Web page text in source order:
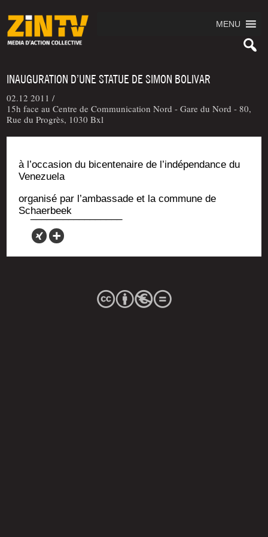
MENU
INAUGURATION D’UNE STATUE DE SIMON BOLIVAR
02.12 2011 /
15h face au Centre de Communication Nord - Gare du Nord - 80,
Rue du Progrès, 1030 Bxl
à l’oc­ca­sion du bicen­te­naire de l’in­dé­pen­dance du
Venezuela
orga­ni­sé par l’am­bas­sade et la com­mune de
Schaerbeek